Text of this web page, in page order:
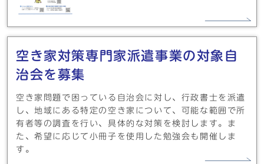
空き家対策専門家派遣事業の対象自
治会を募集
空き家問題で困っている自治会に対し、行政書士を派遣
し、地域にある特定の空き家について、可能な範囲で所
有者等の調査を行い、具体的な対策を検討します。ま
た、希望に応じて小冊子を使用した勉強会も開催しま
す。